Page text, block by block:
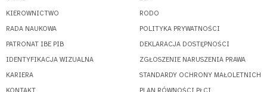
KIEROWNICTWO
RADA NAUKOWA
PATRONAT IBE PIB
IDENTYFIKACJA WIZUALNA
KARIERA
RODO
POLITYKA PRYWATNOŚCI
DEKLARACJA DOSTĘPNOŚCI
ZGŁOSZENIE NARUSZENIA PRAWA
STANDARDY OCHRONY MAŁOLETNICH